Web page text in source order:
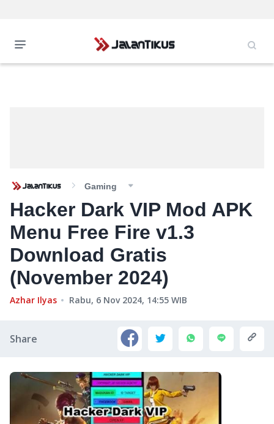
Gaming
Hacker Dark VIP Mod APK
Menu Free Fire v1.3
Download Gratis
(November 2024)
Azhar Ilyas Rabu, 6 Nov 2024, 14:55 WIB
Share